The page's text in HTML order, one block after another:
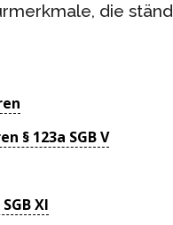
die
§ 123a SGB V
XI